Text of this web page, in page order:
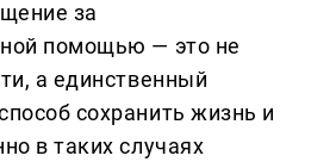
за
помощью — это не
а единственный
сохранить жизнь и
в таких случаях